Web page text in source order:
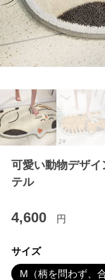
可愛い動物デザ
テル
4,600 円
サイズ
M（柄を問わず、